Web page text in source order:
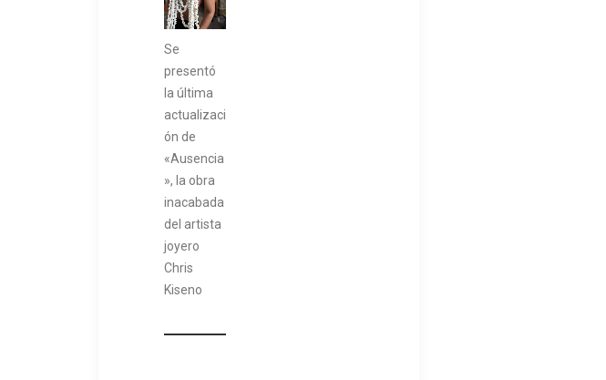
Se
presentó
la última
actualizaci
ón de
«Ausencia
», la obra
inacabada
del artista
joyero
Chris
Kiseno